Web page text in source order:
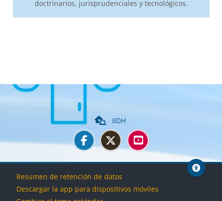
doctrinarios, jurisprudenciales y tecnológicos.
IIDH
Bloques
Bloques
Bloques
Bloques
Resumen de retención de datos
Descargar la app para dispositivos móviles